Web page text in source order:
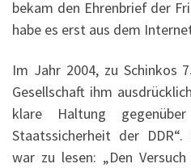
bekam den Ehrenbrief der
habe es erst aus dem
Im Jahr 2004, zu Schinkos
Gesellschaft ihm
klare Haltung
Staatssicherheit der
war zu lesen: „Den